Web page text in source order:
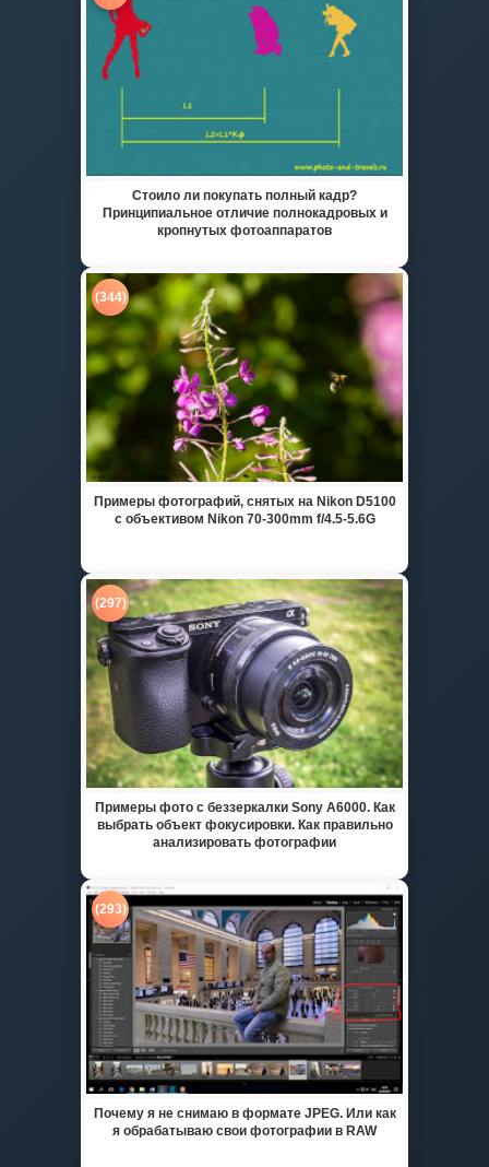
Стоило ли покупать полный кадр?
Принципиальное отличие полнокадровых и
кропнутых фотоаппаратов
(344)
Примеры фотографий, снятых на Nikon D5100
с объективом Nikon 70-300mm f/4.5-5.6G
(297)
Примеры фото с беззеркалки Sony A6000. Как
выбрать объект фокусировки. Как правильно
анализировать фотографии
(293)
Почему я не снимаю в формате JPEG. Или как
я обрабатываю свои фотографии в RAW